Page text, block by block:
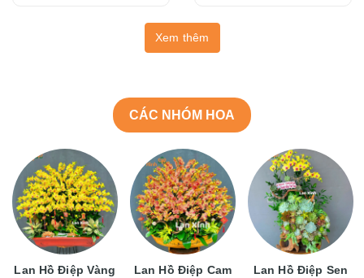
Xem thêm
CÁC NHÓM HOA
Lan Hồ Điệp Vàng Lan Hồ Điệp Cam
Lan Hồ Điệp Sen